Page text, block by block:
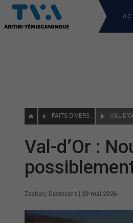
FAITS DIVERS
Val-d’Or :
Zachary Desrosiers 29 mai 2026